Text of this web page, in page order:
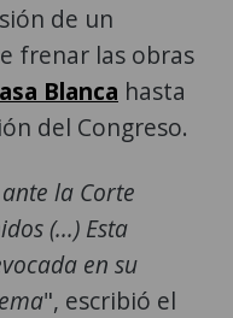
de un
frenar las obras
Blanca hasta
del Congreso.
la Corte
(...) Esta
en su
", escribió el